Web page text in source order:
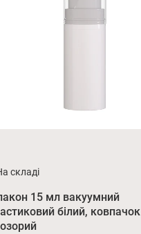
складі
15 мл вакуумний
білий, ковпачок